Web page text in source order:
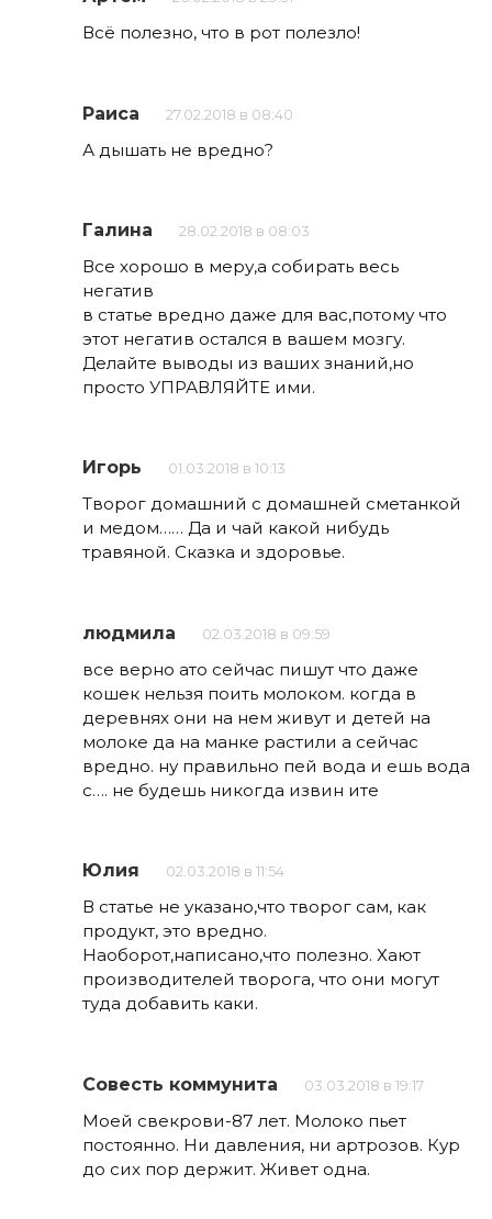
Всё полезно, что в рот полезло!
Раиса 27.02.2018 в 08:40
А дышать не вредно?
Галина 28.02.2018 в 08:03
Все хорошо в меру,а собирать весь
негатив
в статье вредно даже для вас,потому что
этот негатив остался в вашем мозгу.
Делайте выводы из ваших знаний,но
просто УПРАВЛЯЙТЕ ими.
Игорь 01.03.2018 в 10:13
Творог домашний с домашней сметанкой
и медом…… Да и чай какой нибудь
травяной. Сказка и здоровье.
людмила 02.03.2018 в 09:59
все верно ато сейчас пишут что даже
кошек нельзя поить молоком. когда в
деревнях они на нем живут и детей на
молоке да на манке растили а сейчас
вредно. ну правильно пей вода и ешь вода
с…. не будешь никогда извин ите
Юлия 02.03.2018 в 11:54
В статье не указано,что творог сам, как
продукт, это вредно.
Наоборот,написано,что полезно. Хают
производителей творога, что они могут
туда добавить каки.
Совесть коммунита 03.03.2018 в 19:17
Моей свекрови-87 лет. Молоко пьет
постоянно. Ни давления, ни артрозов. Кур
до сих пор держит. Живет одна.